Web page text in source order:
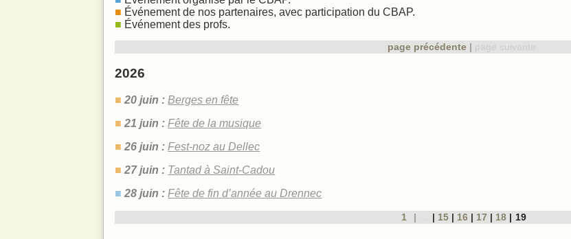
Événement de nos partenaires, avec participation du CBAP.
Événement des profs.
page précédente
2026
20 juin : Berges en fête
21 juin : Fête de la musique
26 juin : Fest-noz au Dellec
27 juin : Tantad à Saint-Cadou
28 juin : Fête de fin d’année au Drennec
1 15 16 17 18 19